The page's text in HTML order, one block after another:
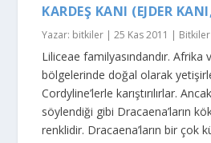
KARDEŞ KANI (EJDER
Yazar: bitkiler |25 Kas 2011 | Bitkiler
Liliceae familyasındandır. Afrika
bölgelerinde doğal olarak
Cordyline’lerle karıştırılırlar.
söylendiği gibi Dracaena’ların
renklidir. Dracaena’ların bir çok